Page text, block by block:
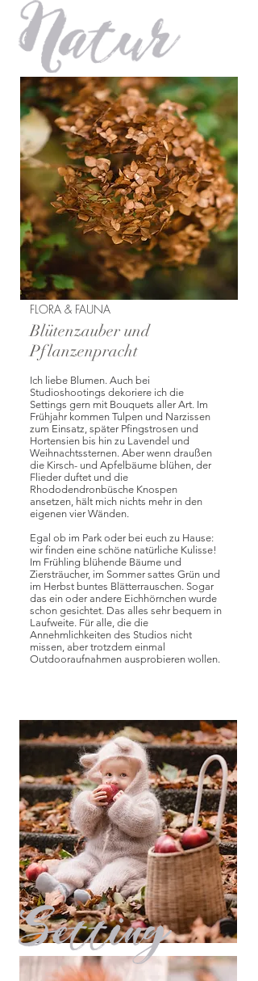
FLORA & FAUNA
Blütenzauber und
Pflanzenpracht
Ich liebe Blumen. Auch bei
Studioshootings dekoriere ich die
Settings gern mit Bouquets aller Art. Im
Frühjahr kommen Tulpen und Narzissen
zum Einsatz, später Pfingstrosen und
Hortensien bis hin zu Lavendel und
Weihnachtssternen. Aber wenn draußen
die Kirsch- und Apfelbäume blühen, der
Flieder duftet und die
Rhododendronbüsche Knospen
ansetzen, hält mich nichts mehr in den
eigenen vier Wänden.
Egal ob im Park oder bei euch zu Hause:
wir finden eine schöne natürliche Kulisse!
Im Frühling blühende Bäume und
Ziersträucher, im Sommer sattes Grün und
im Herbst buntes Blätterrauschen. Sogar
das ein oder andere Eichhörnchen wurde
schon gesichtet. Das alles sehr bequem in
Laufweite. Für alle, die die
Annehmlichkeiten des Studios nicht
missen, aber trotzdem einmal
Outdooraufnahmen ausprobieren wollen.